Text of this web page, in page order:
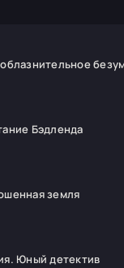
Бэдленда
земля
Юный детектив